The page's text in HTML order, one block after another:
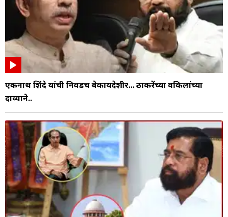
एकनाथ शिंदे यांची निवडच बेकायदेशीर... ठाकरेंच्या वकिलांच्या
दाव्याने..